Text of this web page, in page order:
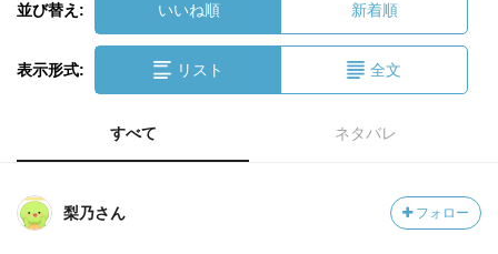
並び替え: いいね順 新着順
表示形式: リスト 全文
すべて ネタバレ
梨乃さん フォロー